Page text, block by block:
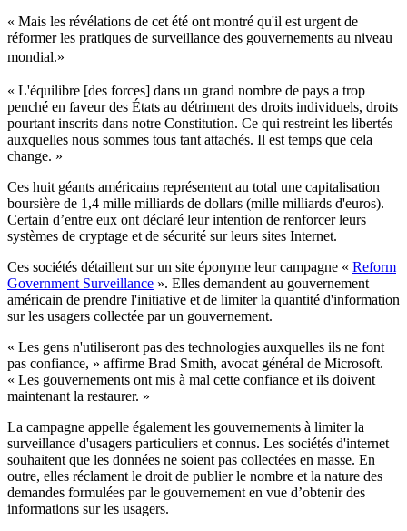
« Mais les révélations de cet été ont montré qu'il est urgent de
réformer les pratiques de surveillance des gouvernements au niveau
mondial.»
« L'équilibre [des forces] dans un grand nombre de pays a trop
penché en faveur des États au détriment des droits individuels, droits
pourtant inscrits dans notre Constitution. Ce qui restreint les libertés
auxquelles nous sommes tous tant attachés. Il est temps que cela
change. »
Ces huit géants américains représentent au total une capitalisation
boursière de 1,4 mille milliards de dollars (mille milliards d'euros).
Certain d’entre eux ont déclaré leur intention de renforcer leurs
systèmes de cryptage et de sécurité sur leurs sites Internet.
Ces sociétés détaillent sur un site éponyme leur campagne « Reform
Government Surveillance ». Elles demandent au gouvernement
américain de prendre l'initiative et de limiter la quantité d'information
sur les usagers collectée par un gouvernement.
« Les gens n'utiliseront pas des technologies auxquelles ils ne font
pas confiance, » affirme Brad Smith, avocat général de Microsoft.
« Les gouvernements ont mis à mal cette confiance et ils doivent
maintenant la restaurer. »
La campagne appelle également les gouvernements à limiter la
surveillance d'usagers particuliers et connus. Les sociétés d'internet
souhaitent que les données ne soient pas collectées en masse. En
outre, elles réclament le droit de publier le nombre et la nature des
demandes formulées par le gouvernement en vue d’obtenir des
informations sur les usagers.